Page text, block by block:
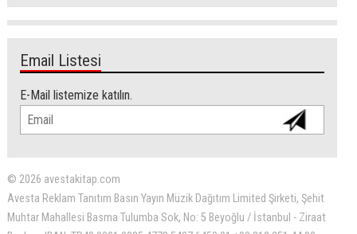
Email Listesi
E-Mail listemize katılın.
© 2026 avestakitap.com
Avesta Reklam Tanıtım Basın Yayın Müzik Dağıtım Limited Şirketi, Şehit
Muhtar Mahallesi Basma Tulumba Sok, No: 5 Beyoğlu / İstanbul - Ziraat